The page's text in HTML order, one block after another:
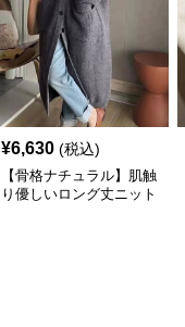
¥6,630 (税込)
【骨格ナチュラル】肌触
り優しいロング丈ニット